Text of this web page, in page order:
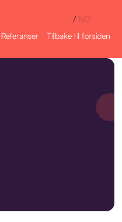
/ NO
Referanser Tilbake til forsiden